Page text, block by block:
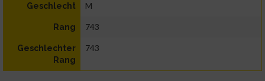
Geschlecht M
Rang 743
Geschlechter
Rang
743